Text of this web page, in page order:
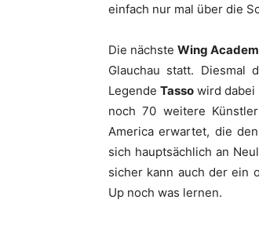
einfach nur mal über die
Die nächste Wing
Glauchau statt. Diesmal
LegendeTasso wird dabei
noch 70 weitere
America erwartet, die
sich hauptsächlich an
sicher kann auch der ein
Up noch was lernen.